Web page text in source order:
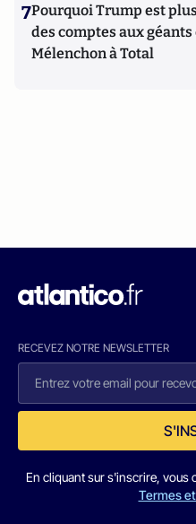
7Pourquoi Trump est
des comptes aux
Mélenchon à Total
RECEVEZ NOTRE NEWSLETTER
En cliquant sur s'inscrire, vous
Termes